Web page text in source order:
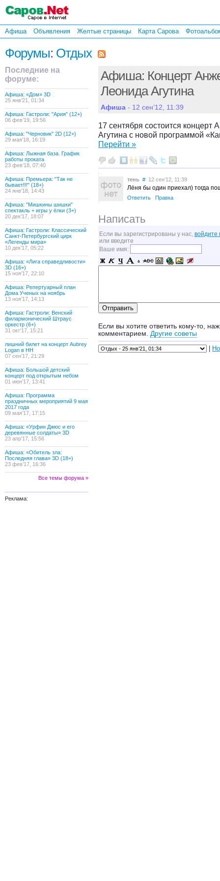
Афиша Объявления Желтые страницы Карта Сарова
Форумы: Отдых
Последние на
форуме:
Афиша: «Дом» 3D
25 янв’21, 01:34
Афиша: Гастроли: "Ария" (12+)
06 фев’19, 19:56
Афиша: "Черновик" 2D (12+)
29 мая’18, 16:19
Афиша: Лыжная база. График
работы проката
23 фев’18, 07:40
Афиша: Премьера: "Так не
бывает!!!" (18+)
24 янв’18, 14:43
Афиша: "Мишкины шишки"
спектакль + игры у ёлки (3+)
20 дек’17, 18:07
Афиша: Гастроли: Классический
Санкт-Петербургский цирк
«Легенды мира»
10 дек’17, 05:22
Афиша: «Лига справедливости»
3D (16+)
15 ноя’17, 22:10
Афиша: Репертуарный план
Дома Ученых на ноябрь
13 ноя’17, 14:13
Афиша: Гастроли: Венский
филармонический Штраус
оркестр (6+)
31 окт’17, 15:21
лишний билет на концерт Aubrey
Logan в НН
07 сен’17, 21:29
Афиша: Большой детский
концерт под открытым небом
01 июн’17, 13:41
Афиша: Программа
праздничных мероприятий 9 мая
2017 года
09 мая’17, 17:15
Афиша: «Урфин Джюс и его
деревянные солдаты» 3D
23 апр’17, 15:56
Афиша: «Обитель зла:
Последняя глава» 3D (18+)
23 фев’17, 16:36
Все темы форума »
Реклама:
Афиша: Концерт
Леонида Агутина
Афиша - 12 сен’12, 11:39
17 сентября состоится
Агутина с новой программой
Перейти »
тень # 12 сен’12, 11:39
Лёня бы один приехал) тогда
Ответить Правка
Написать
Если вы зарегистрированы у нас, войдите
или введите
Ваше имя:
Если вы хотите ответить кому-то,
комментарием. Другие советы